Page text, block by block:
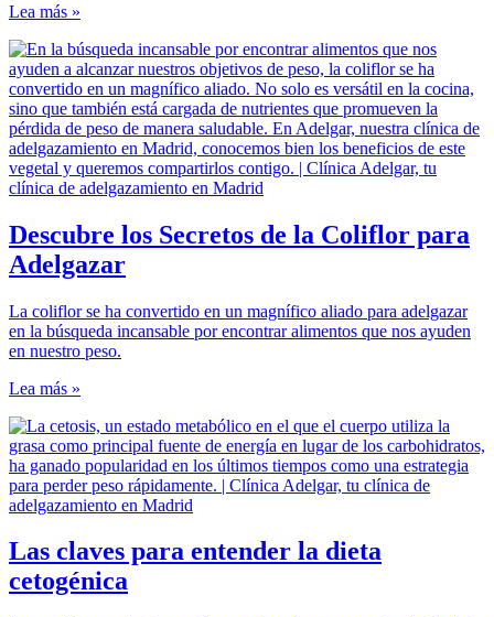
Lea más »
Descubre los Secretos de la Coliflor para
Adelgazar
La coliflor se ha convertido en un magnífico aliado para adelgazar
en la búsqueda incansable por encontrar alimentos que nos ayuden
en nuestro peso.
Lea más »
Las claves para entender la dieta
cetogénica